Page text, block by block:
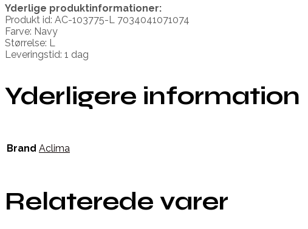
Yderlige produktinformationer:
Produkt id: AC-103775-L 7034041071074
Farve: Navy
Størrelse: L
Leveringstid: 1 dag
Yderligere information
Brand Aclima
Relaterede varer